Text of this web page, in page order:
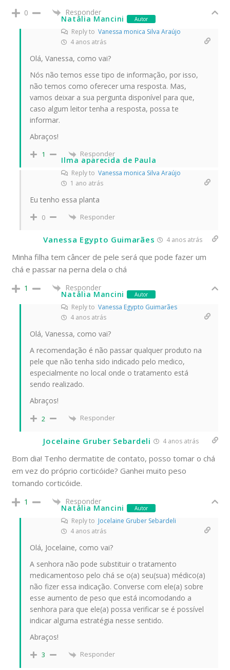
0 Responder
Natália Mancini Autor
Reply toVanessa monica Silva Araújo
4 anos atrás
Olá, Vanessa, como vai?
Nós não temos esse tipo de informação, por isso,
não temos como oferecer uma resposta. Mas,
vamos deixar a sua pergunta disponível para que,
caso algum leitor tenha a resposta, possa te
informar.
Abraços!
1 Responder
Ilma aparecida de Paula
Reply toVanessa monica Silva Araújo
1 ano atrás
Eu tenho essa planta
0 Responder
Vanessa Egypto Guimarães 4 anos atrás
Minha filha tem câncer de pele será que pode fazer um
chá e passar na perna dela o chá
1 Responder
Natália Mancini Autor
Reply toVanessa Egypto Guimarães
4 anos atrás
Olá, Vanessa, como vai?
A recomendação é não passar qualquer produto na
pele que não tenha sido indicado pelo medico,
especialmente no local onde o tratamento está
sendo realizado.
Abraços!
2 Responder
Jocelaine Gruber Sebardeli 4 anos atrás
Bom dia! Tenho dermatite de contato, posso tomar o chá
em vez do próprio corticóide? Ganhei muito peso
tomando corticóide.
1 Responder
Natália Mancini Autor
Reply toJocelaine Gruber Sebardeli
4 anos atrás
Olá, Jocelaine, como vai?
A senhora não pode substituir o tratamento
medicamentoso pelo chá se o(a) seu(sua) médico(a)
não fizer essa indicação. Converse com ele(a) sobre
esse aumento de peso que está incomodando a
senhora para que ele(a) possa verificar se é possível
indicar alguma estratégia nesse sentido.
Abraços!
3 Responder